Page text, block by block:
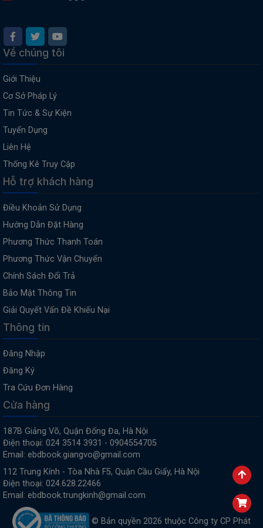
Về chúng tôi
Giới Thiệu
Cơ Sở Pháp Lý
Tin Tức & Sự Kiện
Tuyển Dụng
Liên Hệ
Thống Kê Truy Cập
Hỗ trợ khách hàng
Điều Khoản Sử Dụng
Hướng Dẫn Đặt Hàng
Phương Thức Thanh Toán
Phương Thức Vận Chuyển
Chính Sách Đổi Trả
Bảo Mật Thông Tin
Giải Quyết Vấn Đề Khiếu Nại
Thông tin
Đăng Nhập
Đăng Ký
Tra Cứu Đơn Hàng
Cửa hàng
187B Giảng Võ, Quận Đống Đa, Hà Nội
Điện thoại: 024 3514 3931 - 0904554705
Email: ebdbook.giangvo@gmail.com
112 Trung Kính - Tòa Nhà F5, Quận Cầu Giấy, Hà Nội
Điện thoại: 024.628.22466
Email: ebdbook.trungkinh@gmail.com
© Bản quyền 2026 thuộc Công ty CP Phát